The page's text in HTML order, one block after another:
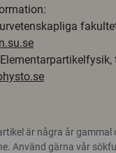
är några år
Använd gärna vår